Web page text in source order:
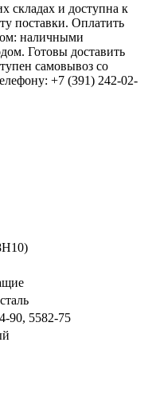
складах и доступна к
поставки. Оплатить
наличными
Готовы доставить
самовывоз со
+7 (391) 242-02-
90, 5582-75